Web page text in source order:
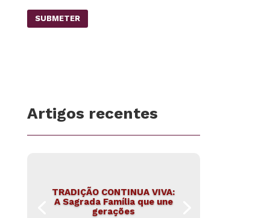
SUBMETER
Artigos recentes
TRADIÇÃO CONTINUA VIVA:
A Sagrada Família que une
gerações